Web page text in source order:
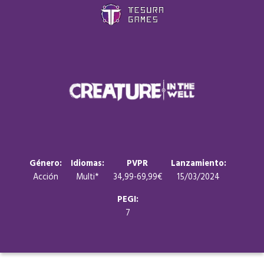
Género:
Acción
Idiomas:
Multi*
PVPR
34,99-69,99€
Lanzamiento:
15/03/2024
PEGI:
7
Store
Contacto